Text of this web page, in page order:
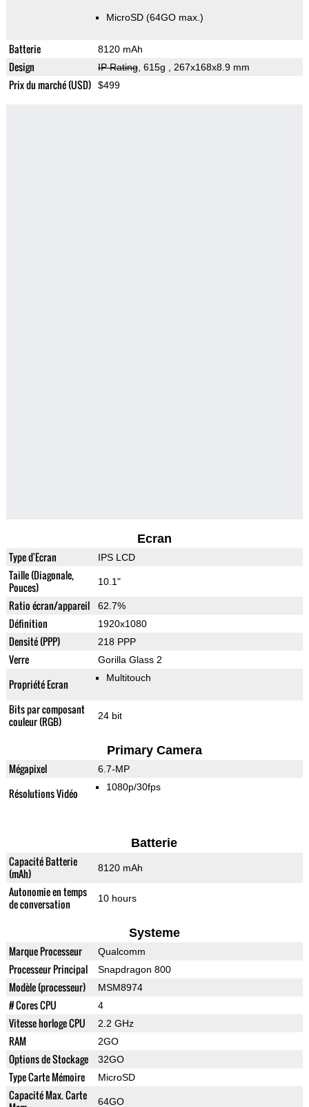
MicroSD (64GO max.)
Batterie 8120 mAh
Design IP Rating, 615g , 267x168x8.9 mm
Prix du marché (USD) $499
Ecran
Type d'Ecran IPS LCD
Taille (Diagonale,
Pouces)
10.1"
Ratio écran/appareil 62.7%
Définition 1920x1080
Densité (PPP) 218 PPP
Verre Gorilla Glass 2
Propriété Ecran Multitouch
Bits par composant
couleur (RGB)
24 bit
Primary Camera
Mégapixel 6.7-MP
Résolutions Vidéo 1080p/30fps
Batterie
Capacité Batterie
(mAh)
8120 mAh
Autonomie en temps
de conversation
10 hours
Systeme
Marque Processeur Qualcomm
Processeur Principal Snapdragon 800
Modèle (processeur) MSM8974
# Cores CPU 4
Vitesse horloge CPU 2.2 GHz
RAM 2GO
Options de Stockage 32GO
Type Carte Mémoire MicroSD
Capacité Max. Carte
64GO